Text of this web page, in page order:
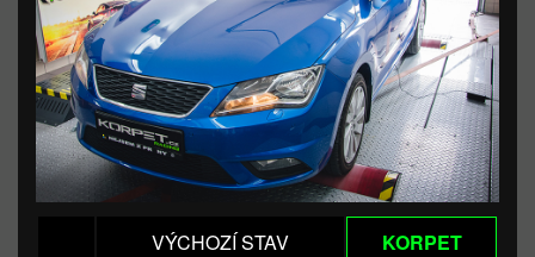
VÝCHOZÍ STAV KORPET